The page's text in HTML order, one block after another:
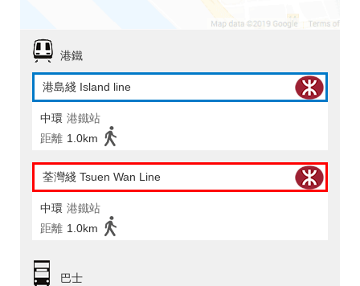
港鐵
港島綫 Island line
中環 港鐵站
距離 1.0km
荃灣綫 Tsuen Wan Line
中環 港鐵站
距離 1.0km
巴士